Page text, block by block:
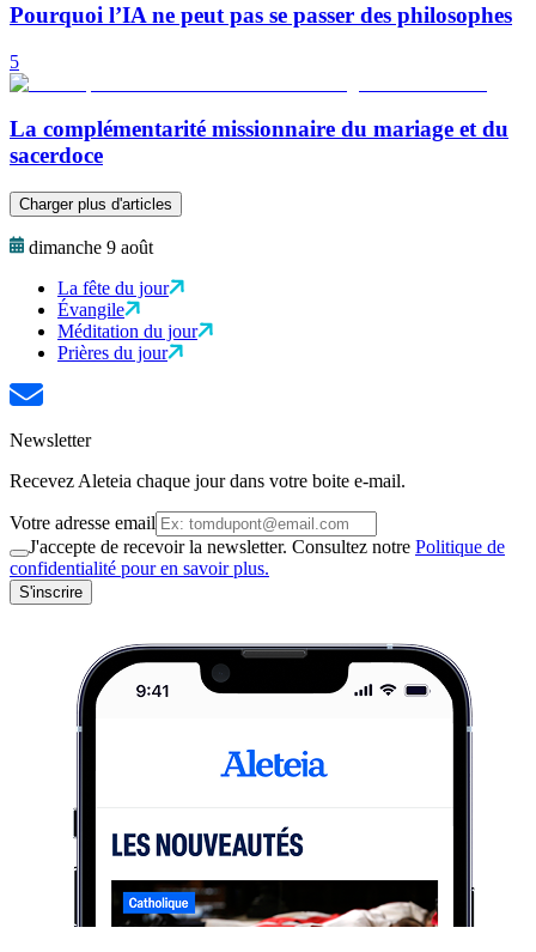
Pourquoi l’IA ne peut pas se passer des philosophes
5
La complémentarité missionnaire du mariage et du
sacerdoce
Charger plus d'articles
dimanche 9 août
La fête du jour
Évangile
Méditation du jour
Prières du jour
Newsletter
Recevez Aleteia chaque jour dans votre boite e-mail.
Votre adresse email
J'accepte de recevoir la newsletter. Consultez notre Politique de
confidentialité pour en savoir plus.
S'inscrire